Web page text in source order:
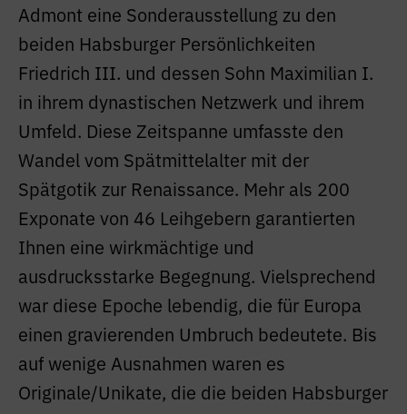
Admont eine Sonderausstellung zu den
beiden Habsburger Persönlichkeiten
Friedrich III. und dessen Sohn Maximilian I.
in ihrem dynastischen Netzwerk und ihrem
Umfeld. Diese Zeitspanne umfasste den
Wandel vom Spätmittelalter mit der
Spätgotik zur Renaissance. Mehr als 200
Exponate von 46 Leihgebern garantierten
Ihnen eine wirkmächtige und
ausdrucksstarke Begegnung. Vielsprechend
war diese Epoche lebendig, die für Europa
einen gravierenden Umbruch bedeutete. Bis
auf wenige Ausnahmen waren es
Originale/Unikate, die die beiden Habsburger